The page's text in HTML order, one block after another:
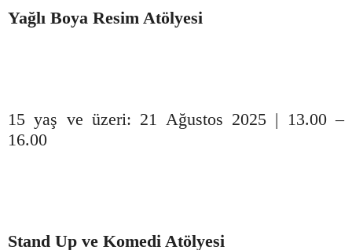
Yağlı Boya Resim Atölyesi
15 yaş ve üzeri: 21 Ağustos 2025 | 13.00 –
16.00
Stand Up ve Komedi Atölyesi